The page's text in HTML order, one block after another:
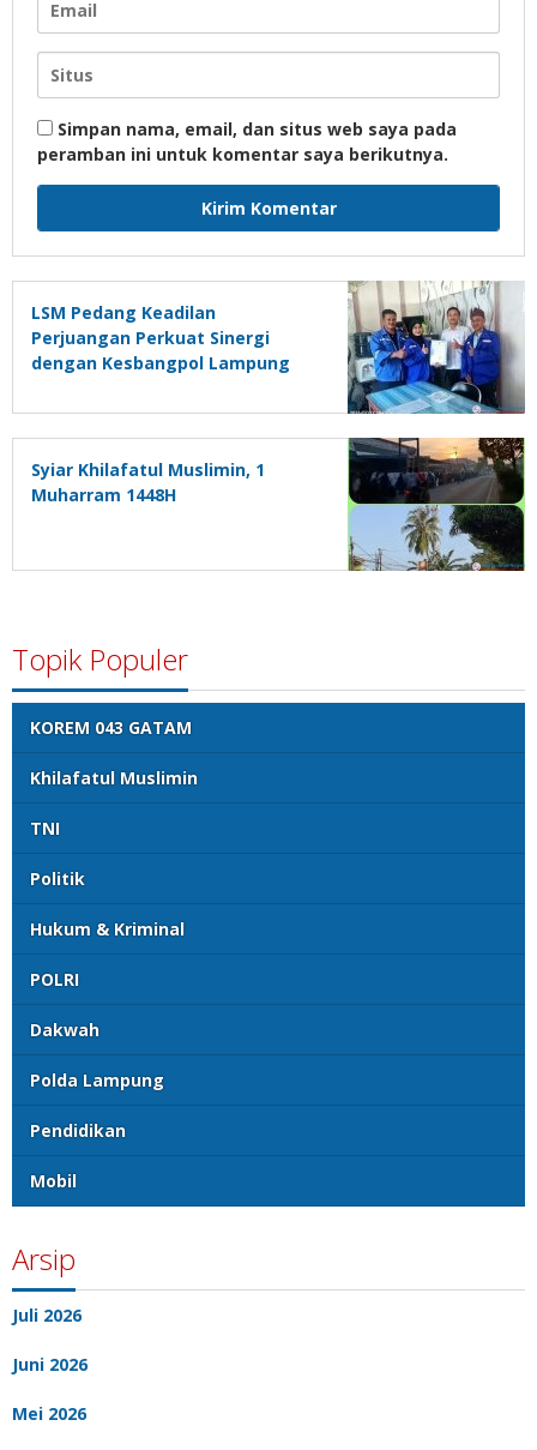
Simpan nama, email, dan situs web saya pada
peramban ini untuk komentar saya berikutnya.
LSM Pedang Keadilan
Perjuangan Perkuat Sinergi
dengan Kesbangpol Lampung
Syiar Khilafatul Muslimin, 1
Muharram 1448H
Topik Populer
KOREM 043 GATAM
Khilafatul Muslimin
TNI
Politik
Hukum & Kriminal
POLRI
Dakwah
Polda Lampung
Pendidikan
Mobil
Arsip
Juli 2026
Juni 2026
Mei 2026